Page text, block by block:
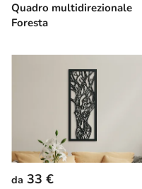
Quadro multidirezionale
Foresta
da 33 €